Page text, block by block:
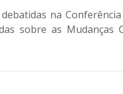
na
sobre as Mudanças